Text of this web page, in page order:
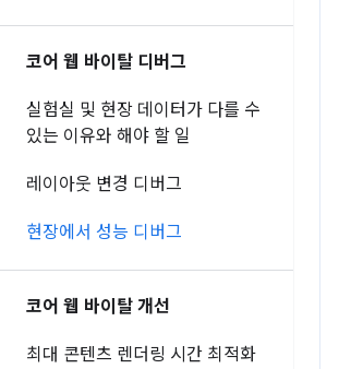
코어 웹 바이탈 디버그
실험실 및 현장 데이터가 다를 수
있는 이유와 해야 할 일
레이아웃 변경 디버그
현장에서 성능 디버그
코어 웹 바이탈 개선
최대 콘텐츠 렌더링 시간 최적화